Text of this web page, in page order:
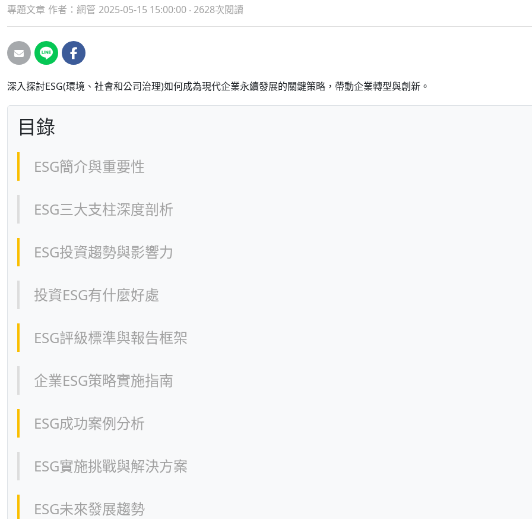
專題文章 作者： 網管 2025-05-15 15:00:00 ‧ 2628次閱讀
深入探討ESG(環境、社會和公司治理)如何成為現代企業永續發展的關鍵策略，帶動企業轉型與創新。
目錄
ESG簡介與重要性
ESG三大支柱深度剖析
ESG投資趨勢與影響力
投資ESG有什麼好處
ESG評級標準與報告框架
企業ESG策略實施指南
ESG成功案例分析
ESG實施挑戰與解決方案
ESG未來發展趨勢